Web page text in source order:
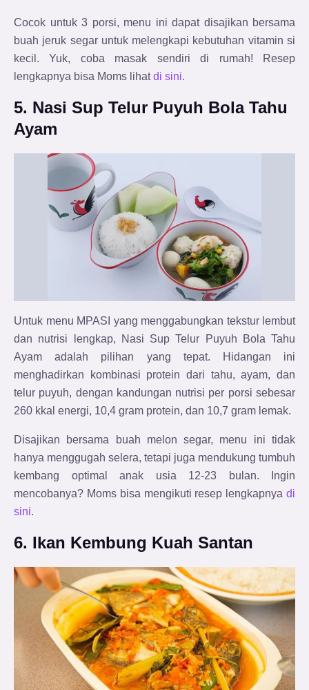
Cocok untuk 3 porsi, menu ini dapat disajikan bersama
buah jeruk segar untuk melengkapi kebutuhan vitamin si
kecil. Yuk, coba masak sendiri di rumah! Resep
lengkapnya bisa Moms lihatdi sini.
5. Nasi Sup Telur Puyuh Bola Tahu
Ayam
Untuk menu MPASI yang menggabungkan tekstur lembut
dan nutrisi lengkap, Nasi Sup Telur Puyuh Bola Tahu
Ayam adalah pilihan yang tepat. Hidangan ini
menghadirkan kombinasi protein dari tahu, ayam, dan
telur puyuh, dengan kandungan nutrisi per porsi sebesar
260 kkal energi, 10,4 gram protein, dan 10,7 gram lemak.
Disajikan bersama buah melon segar, menu ini tidak
hanya menggugah selera, tetapi juga mendukung tumbuh
kembang optimal anak usia 12-23 bulan. Ingin
mencobanya? Moms bisa mengikuti resep lengkapnya di
sini.
6. Ikan Kembung Kuah Santan